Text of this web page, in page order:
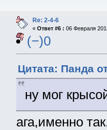
Re: 2-4-6
« Ответ #6 : 06 Февраля
(−)0
Цитата: Панда
ну мог
ага,именно